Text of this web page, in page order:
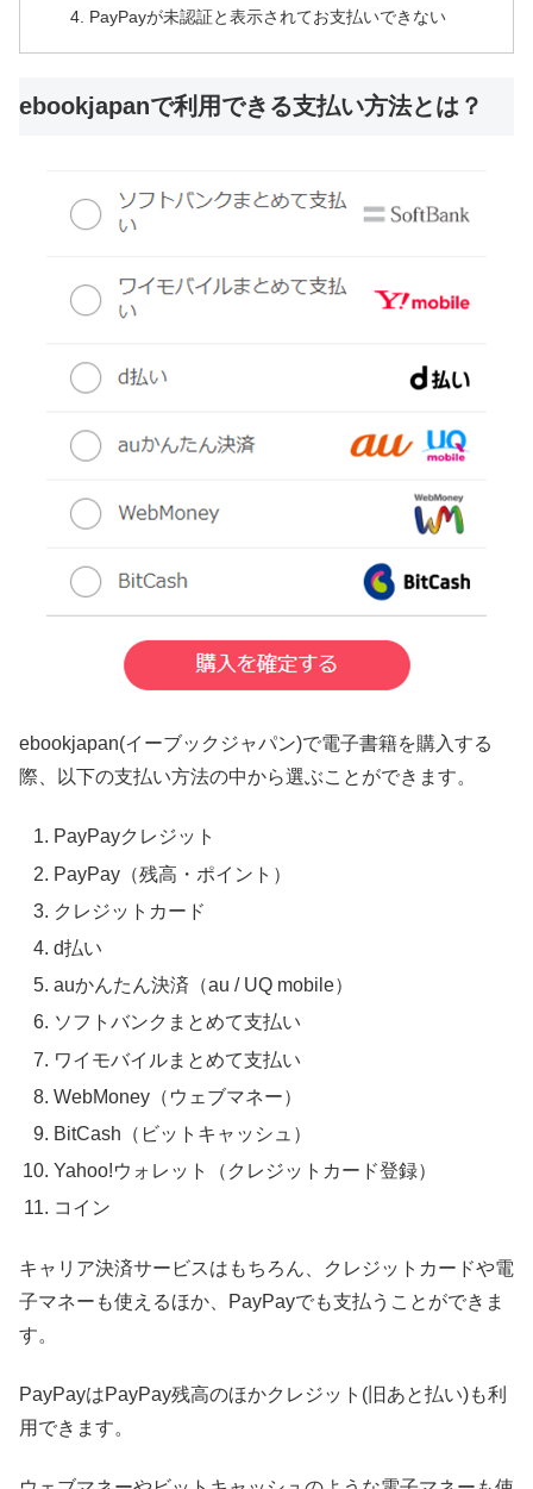
PayPayが未認証と表示されてお支払いできない
ebookjapanで利用できる支払い方法とは？
ebookjapan(イーブックジャパン)で電子書籍を購入する
際、以下の支払い方法の中から選ぶことができます。
PayPayクレジット
PayPay（残高・ポイント）
クレジットカード
d払い
auかんたん決済（au / UQ mobile）
ソフトバンクまとめて支払い
ワイモバイルまとめて支払い
WebMoney（ウェブマネー）
BitCash（ビットキャッシュ）
Yahoo!ウォレット（クレジットカード登録）
コイン
キャリア決済サービスはもちろん、クレジットカードや電
子マネーも使えるほか、PayPayでも支払うことができま
す。
PayPayはPayPay残高のほかクレジット(旧あと払い)も利
用できます。